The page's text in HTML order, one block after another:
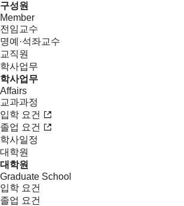
구성원
Member
전임교수
명예·석좌교수
교직원
학사업무
학사업무
Affairs
교과과정
입학 요건
졸업 요건
학사일정
대학원
대학원
Graduate School
입학 요건
졸업 요건